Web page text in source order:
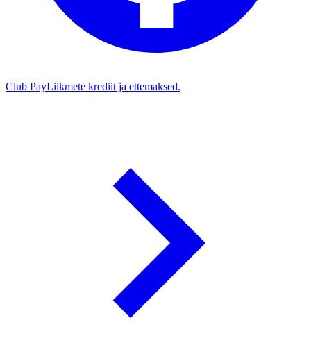
Club PayLiikmete krediit ja ettemaksed.